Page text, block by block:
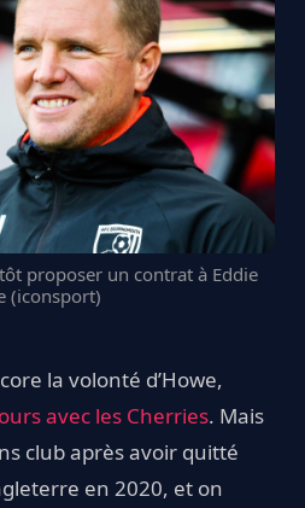
proposer un contrat à Eddie
(iconsport)
la volonté d’Howe,
avec les Cherries. Mais
club après avoir quitté
en 2020, et on